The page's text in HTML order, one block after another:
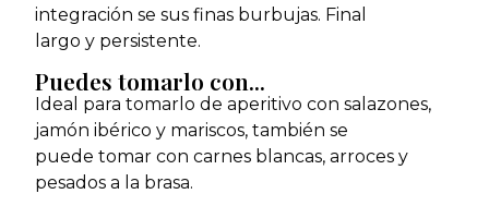
integración se sus finas burbujas. Final
largo y persistente.
Puedes tomarlo con...
Ideal para tomarlo de aperitivo con salazones,
jamón ibérico y mariscos, también se
puede tomar con carnes blancas, arroces y
pesados a la brasa.